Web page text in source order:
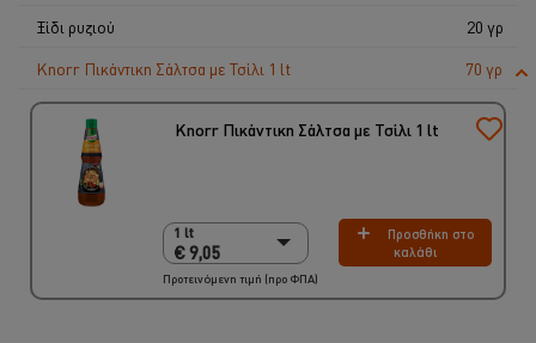
Ξίδι ρυζιού
20 γρ
Knorr Πικάντικη Σάλτσα με Τσίλι 1 lt
70 γρ
Knorr Πικάντικη Σάλτσα με Τσίλι 1 lt
1 lt
€ 9,05
1 lt
€ 9,05
6 x 1 lt
Προσθήκη στο
καλάθι
Προτεινόμενη τιμή (προ ΦΠΑ)